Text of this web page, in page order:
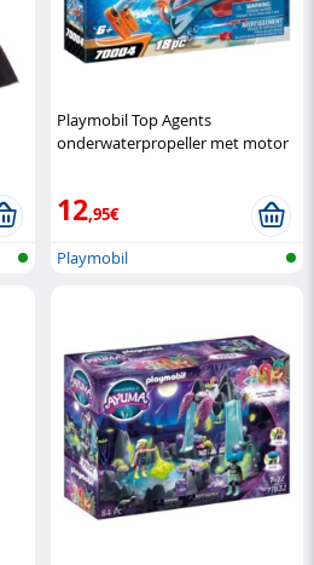
Playmobil Top Agents
onderwaterpropeller met motor
12,95€
Playmobil